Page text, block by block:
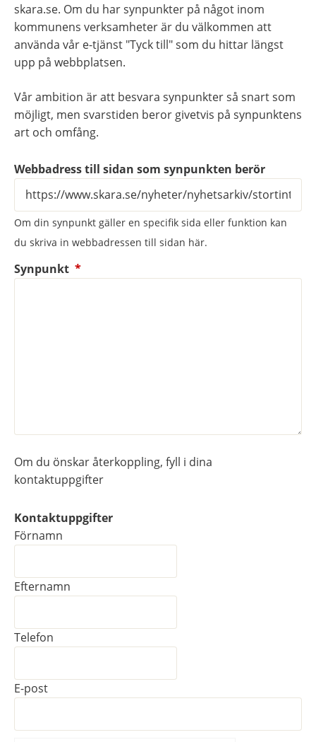
skara.se. Om du har synpunkter på något inom
kommunens verksamheter är du välkommen att
använda vår e-tjänst "Tyck till" som du hittar längst
upp på webbplatsen.
Vår ambition är att besvara synpunkter så snart som
möjligt, men svarstiden beror givetvis på synpunktens
art och omfång.
Webbadress till sidan som synpunkten berör
Om din synpunkt gäller en specifik sida eller funktion kan
du skriva in webbadressen till sidan här.
Synpunkt *(obligatorisk)
Om du önskar återkoppling, fyll i dina
kontaktuppgifter
Kontaktuppgifter
Kontaktuppgifter
Förnamn
Efternamn
Telefon
E-post